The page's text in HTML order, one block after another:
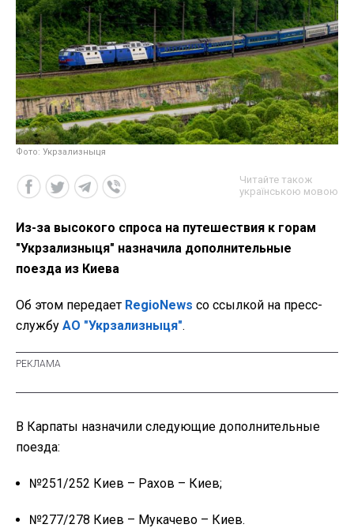
Фото: Укрзализныця
Читайте також
українською мовою
Из-за высокого спроса на путешествия к горам
"Укрзализныця" назначила дополнительные
поезда из Киева
Об этом передает RegioNews со ссылкой на пресс-
службу АО "Укрзализныця".
В Карпаты назначили следующие дополнительные
поезда:
№251/252 Киев – Рахов – Киев;
№277/278 Киев – Мукачево – Киев.